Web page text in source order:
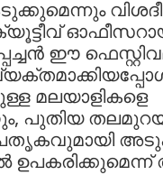
ഈ
മലയാളികളെ
പുതിയ
ഉപകരിക്കുമെന്ന്